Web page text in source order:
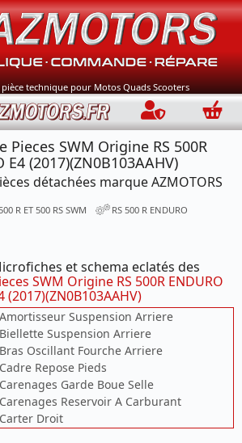
pièce technique pour Motos Quads Scooters
Connection
Pieces SWM Origine RS 500R
E4 (2017)(ZN0B103AAHV)
détachées marque AZMOTORS
R ET 500 RS SWM RS 500 R ENDURO
et schema eclatés des
SWM Origine RS 500R ENDURO
(2017)(ZN0B103AAHV)
Amortisseur Suspension Arriere
Biellette Suspension Arriere
Bras Oscillant Fourche Arriere
Cadre Repose Pieds
Carenages Garde Boue Selle
Carenages Reservoir A Carburant
Carter Droit